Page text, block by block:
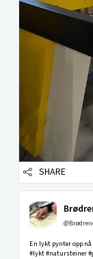
SHARE
En lykt pynter opp
#lykt #natursteiner